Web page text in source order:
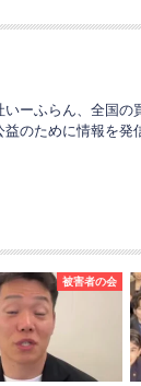
ーふらん、全国
のために情報を発
被害者の会